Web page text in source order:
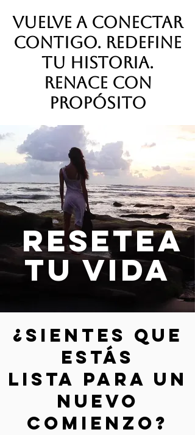
Vuelve a conectar
contigo. Redefine
tu historia.
Renace con
propósito
resetea
tu vida
¿Sientes que
estás
lista para un
nuevo
comienzo?